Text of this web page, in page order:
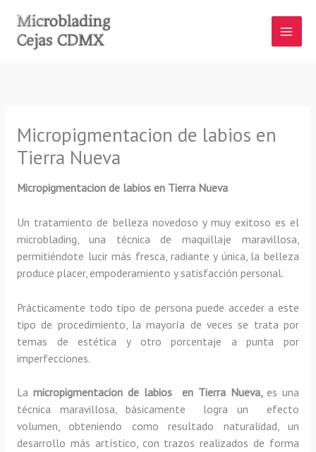
contenido
Micropigmentacion de labios en
Tierra Nueva
Micropigmentacion de labios en Tierra Nueva
Un tratamiento de belleza novedoso y muy exitoso es el
microblading, una técnica de maquillaje maravillosa,
permitiéndote lucir más fresca, radiante y única, la belleza
produce placer, empoderamiento y satisfacción personal.
Prácticamente todo tipo de persona puede acceder a este
tipo de procedimiento, la mayoría de veces se trata por
temas de estética y otro porcentaje a punta por
imperfecciones.
La micropigmentacion de labios en Tierra Nueva, es una
técnica maravillosa, básicamente
logra un efecto
volumen, obteniendo como resultado naturalidad, un
desarrollo más artístico, con trazos realizados de forma